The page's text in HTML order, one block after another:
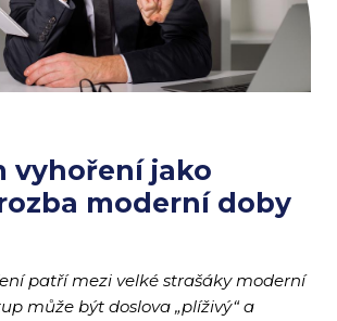
vyhoření jako
moderní doby
patří mezi velké strašáky moderní
může být doslova „plíživý“ a